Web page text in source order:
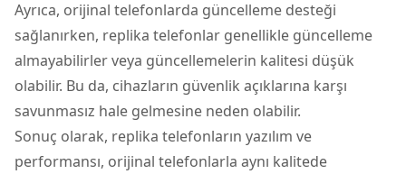
Ayrıca, orijinal telefonlarda güncelleme desteği
sağlanırken, replika telefonlar genellikle güncelleme
almayabilirler veya güncellemelerin kalitesi düşük
olabilir. Bu da, cihazların güvenlik açıklarına karşı
savunmasız hale gelmesine neden olabilir.
Sonuç olarak, replika telefonların yazılım ve
performansı, orijinal telefonlarla aynı kalitede